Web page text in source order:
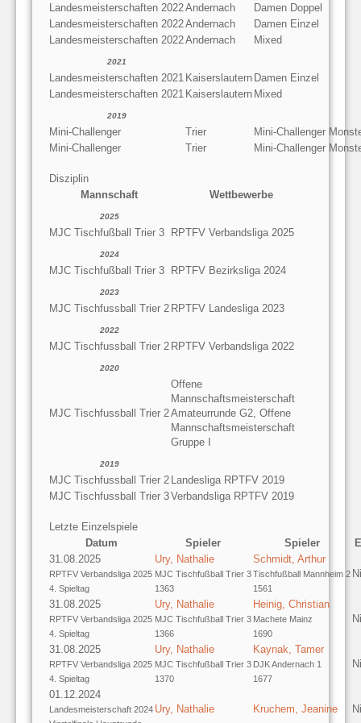
Landesmeisterschaften 2022Andernach
Damen Doppel
Landesmeisterschaften 2022Andernach
Damen Einzel
Landesmeisterschaften 2022Andernach Mixed
2021
Landesmeisterschaften 2021 Kaiserslautern Damen Einzel
Landesmeisterschaften 2021 Kaiserslautern Mixed
2019
Mini-Challenger Trier
Mini-Challenger
Mini-Challenger
Trier Mini-Challenger
Disziplin
Mannschaft
Wettbewerbe
2025
MJC Tischfußball Trier 3 RPTFV Verbandsliga 2025
2024
MJC Tischfußball Trier 3 RPTFV Bezirksliga 2024
2023
MJC Tischfussball Trier 2 RPTFV Landesliga 2023
2022
MJC Tischfussball Trier 2 RPTFV Verbandsliga 2022
2020
MJC Tischfussball Trier 2
Offene
Mannschaftsmeisterschaft
Amateurrunde G2, Offene
Mannschaftsmeisterschaft
Gruppe I
2019
MJC Tischfussball Trier 2 Landesliga RPTFV 2019
MJC Tischfussball Trier 3Verbandsliga RPTFV 2019
Letzte Einzelspiele
Datum
Spieler Spieler
31.08.2025
RPTFV Verbandsliga 2025
4. Spieltag
Ury, Nathalie
MJC Tischfußball Trier 3
1363
Schmidt, Arthur
Tischfußball Mannheim 2
1561
31.08.2025
RPTFV Verbandsliga 2025
4. Spieltag
Ury, Nathalie
MJC Tischfußball Trier 3
1366
Heinig, Christian
Machete Mainz
1690
31.08.2025
RPTFV Verbandsliga 2025
4. Spieltag
Ury, Nathalie
MJC Tischfußball Trier 3
1370
Kaynak, Tamer
DJK Andernach 1
1677
01.12.2024
Landesmeisterschaft 2024 Ury, Nathalie Kruchem, Jeanine